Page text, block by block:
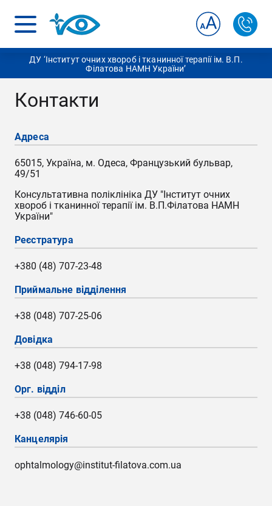
ДУ ‘Інститут очних хвороб і тканинної терапії ім. В.П.
Філатова НАМН України’
Контакти
Адреса
65015, Україна, м. Одеса, Французький бульвар,
49/51
Консультативна поліклініка ДУ "Інститут очних
хвороб і тканинної терапії ім. В.П.Філатова НАМН
України"
Реєстратура
+380 (48) 707-23-48
Приймальне відділення
+38 (048) 707-25-06
Довідка
+38 (048) 794-17-98
Орг. відділ
+38 (048) 746-60-05
Канцелярія
ophtalmology@institut-filatova.com.ua